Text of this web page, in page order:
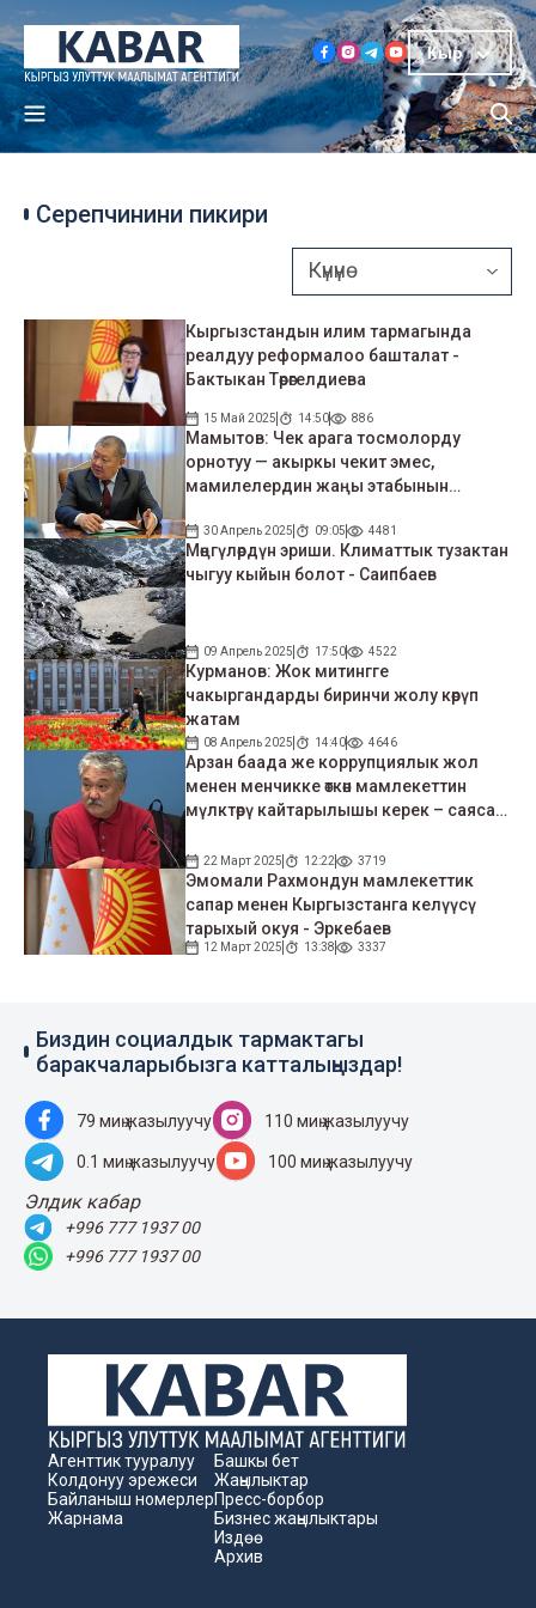
Кыр
Серепчинини пикири
Кыргызстандын илим тармагында
реалдуу реформалоо башталат -
Бактыкан Төрөгелдиева
15 Май 2025 14:50 886
Мамытов: Чек арага тосмолорду
орнотуу — акыркы чекит эмес,
мамилелердин жаңы этабынын
30 Апрель 2025 09:05 4481
Мөңгүлөрдүн эриши. Климаттык тузактан
чыгуу кыйын болот - Саипбаев
09 Апрель 2025 17:50 4522
Курманов: Жок митингге
чакыргандарды биринчи жолу көрүп
жатам
08 Апрель 2025 14:40 4646
Арзан баада же коррупциялык жол
менен менчикке өткөн мамлекеттин
мүлктөрү кайтарылышы керек – саясат
22 Март 2025 12:22 3719
Эмомали Рахмондун мамлекеттик
сапар менен Кыргызстанга келүүсү
тарыхый окуя - Эркебаев
12 Март 2025 13:38 3337
Биздин социалдык тармактагы
баракчаларыбызга катталыңыздар!
79 миң жазылуучу 110 миң жазылуучу
0.1 миң жазылуучу 100 миң жазылуучу
Элдик кабар
+996 777 1937 00
+996 777 1937 00
Агенттик тууралуу
Колдонуу эрежеси
Байланыш номерлер
Жарнама
Башкы бет
Жаңылыктар
Пресс-борбор
Бизнес жаңылыктары
Издөө
Архив